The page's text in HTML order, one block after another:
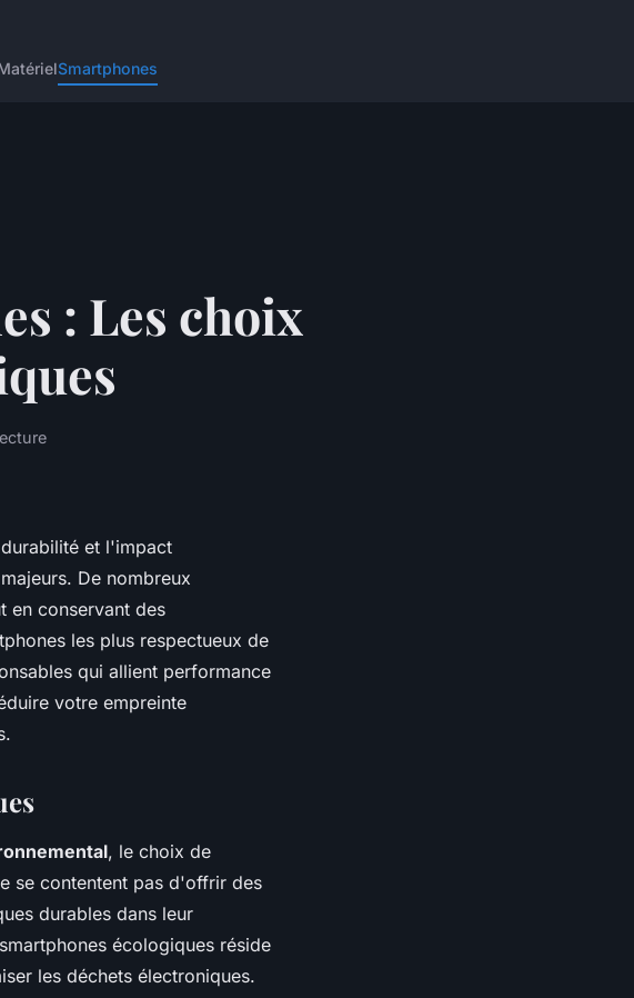
Smartphones
: Les choix
et l'impact
De nombreux
en conservant des
les plus respectueux de
qui allient performance
votre empreinte
, le choix de
se contentent pas d'offrir des
durables dans leur
écologiques réside
les déchets électroniques.